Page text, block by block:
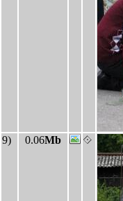
9) 0.06Mb